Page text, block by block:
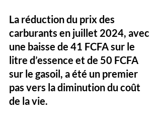
La réduction du prix des
carburants en juillet 2024, avec
une baisse de 41 FCFA sur le
litre d’essence et de 50 FCFA
sur le gasoil, a été un premier
pas vers la diminution du coût
de la vie.